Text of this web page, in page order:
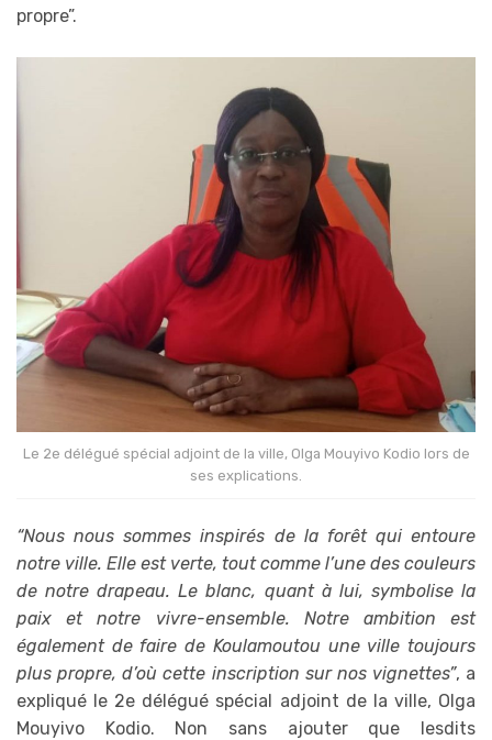
propre”.
Le 2e délégué spécial adjoint de la ville, Olga Mouyivo Kodio lors de
ses explications.
“Nous nous sommes inspirés de la forêt qui entoure
notre ville. Elle est verte, tout comme l’une des couleurs
de notre drapeau. Le blanc, quant à lui, symbolise la
paix et notre vivre-ensemble. Notre ambition est
également de faire de Koulamoutou une ville toujours
plus propre, d’où cette inscription sur nos vignettes”, a
expliqué le 2e délégué spécial adjoint de la ville, Olga
Mouyivo Kodio. Non sans ajouter que lesdits